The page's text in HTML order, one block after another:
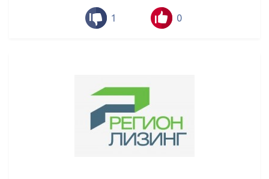
1 0